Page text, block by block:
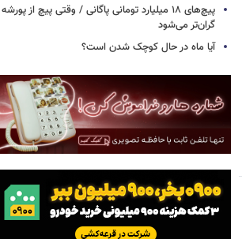
پیچ‌های ۱۸ میلیارد تومانی پاگانی / وقتی پیچ از پورشه
گران‌تر می‌شود
آیا ماه در حال کوچک شدن است؟